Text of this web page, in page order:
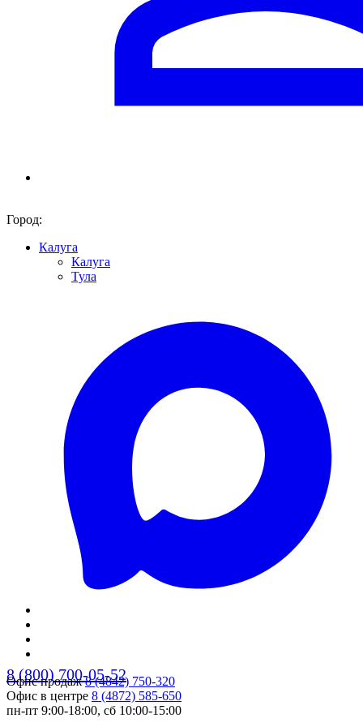
Город:
Калуга
Калуга
Тула
8 (800) 700-05-52
Офис продаж8 (4842) 750-320
Офис в центре 8 (4872) 585-650
пн-пт 9:00-18:00, сб 10:00-15:00